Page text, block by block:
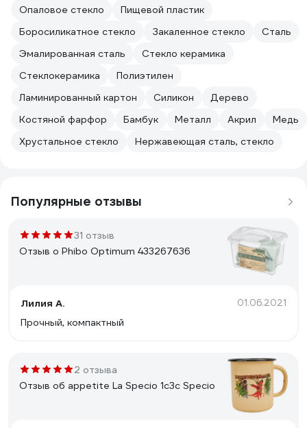
Опаловое стекло
Пищевой пластик
Боросиликатное стекло
Закаленное стекло
Сталь
Эмалированная сталь
Стекло керамика
Стеклокерамика
Полиэтилен
Ламинированный картон
Силикон
Дерево
Костяной фарфор
Бамбук Металл Акрил
Медь
Хрустальное стекло
Нержавеющая сталь, стекло
Популярные отзывы
31 отзыв
Отзыв о Phibo Optimum 433267636
Лилия А. 01.06.2021
Прочный, компактный
2 отзыва
Отзыв об appetite La Specio 1с3с Specio